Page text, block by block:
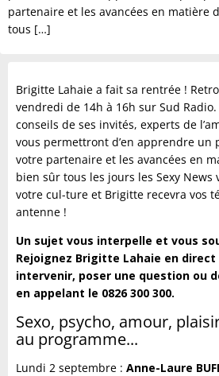
partenaire et les avancées en matière
tous […]
Brigitte Lahaie a fait sa rentrée !
vendredi de 14h à 16h sur Sud
conseils de ses invités, experts de
vous permettront d’en apprendre un
votre partenaire et les avancées en
bien sûr tous les jours les Sexy
votre cul-ture et Brigitte recevra vos
antenne !
Un sujet vous interpelle et vous
Rejoignez Brigitte Lahaie en direct
intervenir, poser une question ou
en appelant le 0826 300 300.
Sexo, psycho, amour,
au programme...
Lundi 2 septembre : Anne-Laure